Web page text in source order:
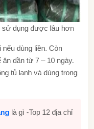
sử dụng được lâu hơn
dùng liền. Còn
dần từ 7 – 10 ngày.
tủ lạnh và dùng trong
là gì -Top 12 địa chỉ